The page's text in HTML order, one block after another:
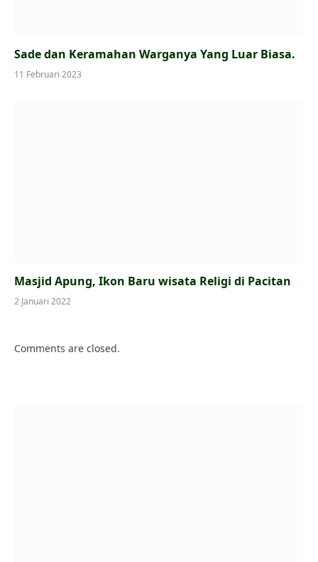
Sade dan Keramahan Warganya Yang Luar Biasa.
11 Februari 2023
Masjid Apung, Ikon Baru wisata Religi di Pacitan
2 Januari 2022
Comments are closed.